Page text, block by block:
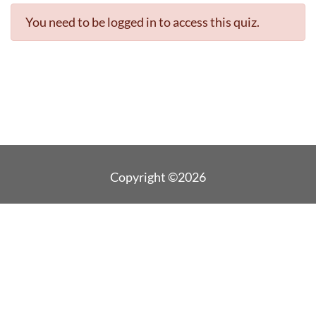
You need to be logged in to access this quiz.
Copyright ©2026